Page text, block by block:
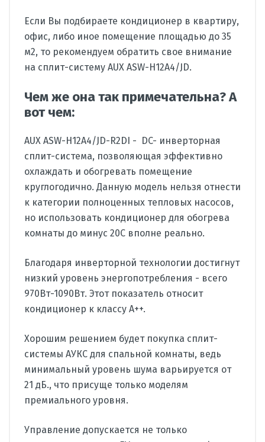
Если Вы подбираете кондиционер в квартиру,
офис, либо иное помещение площадью до 35
м2, то рекомендуем обратить свое внимание
на сплит-систему AUX ASW-H12A4/JD.
Чем же она так примечательна? А
вот чем:
AUX ASW-H12A4/JD-R2DI - DC- инверторная
сплит-система, позволяющая эффективно
охлаждать и обогревать помещение
круглогодично. Данную модель нельзя отнести
к категории полноценных тепловых насосов,
но использовать кондиционер для обогрева
комнаты до минус 20С вполне реально.
Благодаря инверторной технологии достигнут
низкий уровень энергопотребления - всего
970Вт-1090Вт. Этот показатель относит
кондиционер к классу А++.
Хорошим решением будет покупка сплит-
системы АУКС для спальной комнаты, ведь
минимальный уровень шума варьируется от
21 дБ., что присуще только моделям
премиального уровня.
Управление допускается не только